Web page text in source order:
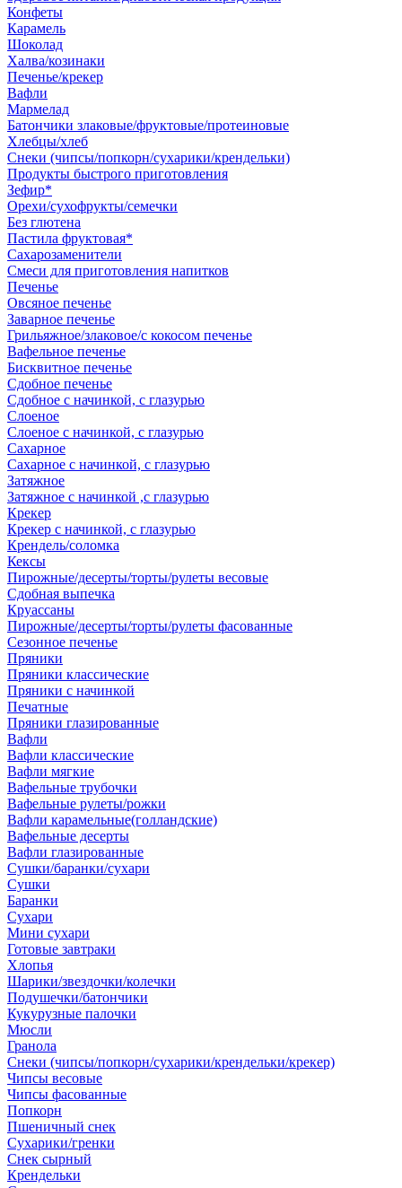
Конфеты
Карамель
Шоколад
Халва/козинаки
Печенье/крекер
Вафли
Мармелад
Батончики злаковые/фруктовые/протеиновые
Хлебцы/хлеб
Снеки (чипсы/попкорн/сухарики/крендельки)
Продукты быстрого приготовления
Зефир*
Орехи/сухофрукты/семечки
Без глютена
Пастила фруктовая*
Сахарозаменители
Смеси для приготовления напитков
Печенье
Овсяное печенье
Заварное печенье
Грильяжное/злаковое/с кокосом печенье
Вафельное печенье
Бисквитное печенье
Сдобное печенье
Сдобное с начинкой, с глазурью
Слоеное
Слоеное с начинкой, с глазурью
Сахарное
Сахарное с начинкой, с глазурью
Затяжное
Затяжное с начинкой ,с глазурью
Крекер
Крекер с начинкой, с глазурью
Крендель/соломка
Кексы
Пирожные/десерты/торты/рулеты весовые
Сдобная выпечка
Круассаны
Пирожные/десерты/торты/рулеты фасованные
Сезонное печенье
Пряники
Пряники классические
Пряники с начинкой
Печатные
Пряники глазированные
Вафли
Вафли классические
Вафли мягкие
Вафельные трубочки
Вафельные рулеты/рожки
Вафли карамельные(голландские)
Вафельные десерты
Вафли глазированные
Сушки/баранки/сухари
Сушки
Баранки
Сухари
Мини сухари
Готовые завтраки
Хлопья
Шарики/звездочки/колечки
Подушечки/батончики
Кукурузные палочки
Мюсли
Гранола
Снеки (чипсы/попкорн/сухарики/крендельки/крекер)
Чипсы весовые
Чипсы фасованные
Попкорн
Пшеничный снек
Сухарики/гренки
Снек сырный
Крендельки